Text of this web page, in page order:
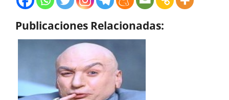
Publicaciones Relacionadas: